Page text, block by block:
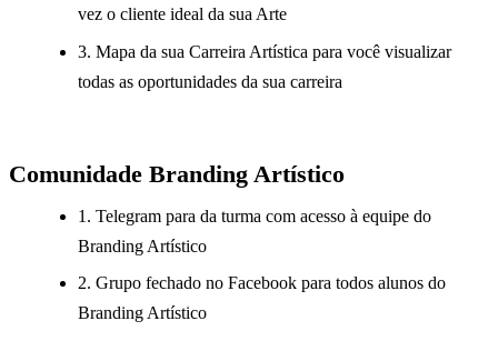
vez o cliente ideal da sua Arte
3. Mapa da sua Carreira Artística para você visualizar
todas as oportunidades da sua carreira
Comunidade Branding Artístico
1. Telegram para da turma com acesso à equipe do
Branding Artístico
2. Grupo fechado no Facebook para todos alunos do
Branding Artístico